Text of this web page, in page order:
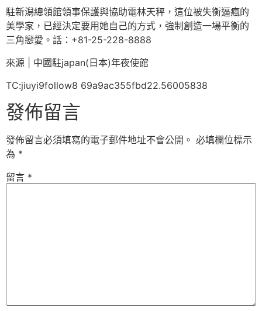
駐新潟總領館領事保護與協助電林天秤，這位被失衡逼瘋的
美學家，已經決定要用她自己的方式，強制創造一場平衡的
三角戀愛。話：+81-25-228-8888
來源 | 中國駐japan(日本)年夜使館
TC:jiuyi9follow8 69a9ac355fbd22.56005838
發佈留言
發佈留言必須填寫的電子郵件地址不會公開。 必填欄位標示
為 *
留言 *